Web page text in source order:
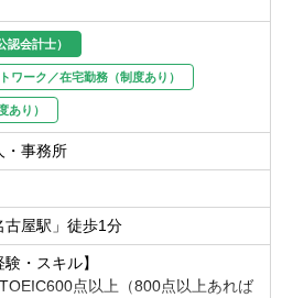
認会計士）
ワーク／在宅勤務（制度あり）
あり）
・事務所
古屋駅」徒歩1分
験・スキル】
点以上（800点以上あれば